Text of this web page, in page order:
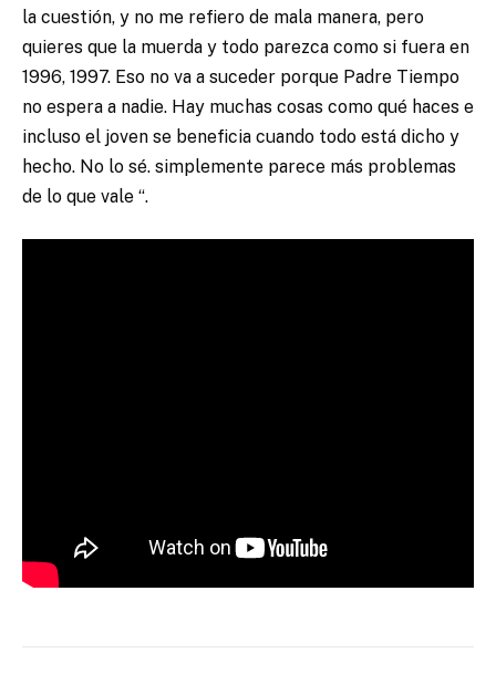
la cuestión, y no me refiero de mala manera, pero
quieres que la muerda y todo parezca como si fuera en
1996, 1997. Eso no va a suceder porque Padre Tiempo
no espera a nadie. Hay muchas cosas como qué haces e
incluso el joven se beneficia cuando todo está dicho y
hecho. No lo sé. simplemente parece más problemas
de lo que vale “.